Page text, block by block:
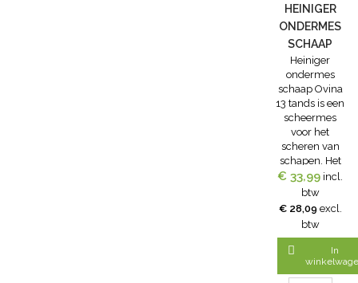
HEINIGER
ONDERMES
SCHAAP
OVINA 13
TANDS
Heiniger
ondermes
schaap Ovina
13 tands is een
scheermes
voor het
scheren van
schapen. Het
Heiniger
ondermes
wordt gebruikt
in combinatie
bovenmes Jet
of Edge.77mm
brede
€ 33,99 incl.
btw
€ 28,09 excl.
btw

In